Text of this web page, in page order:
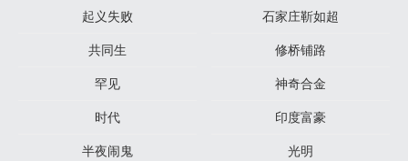
起义失败
石家庄靳如超
共同生
修桥铺路
罕见
神奇合金
时代
印度富豪
半夜闹鬼
光明